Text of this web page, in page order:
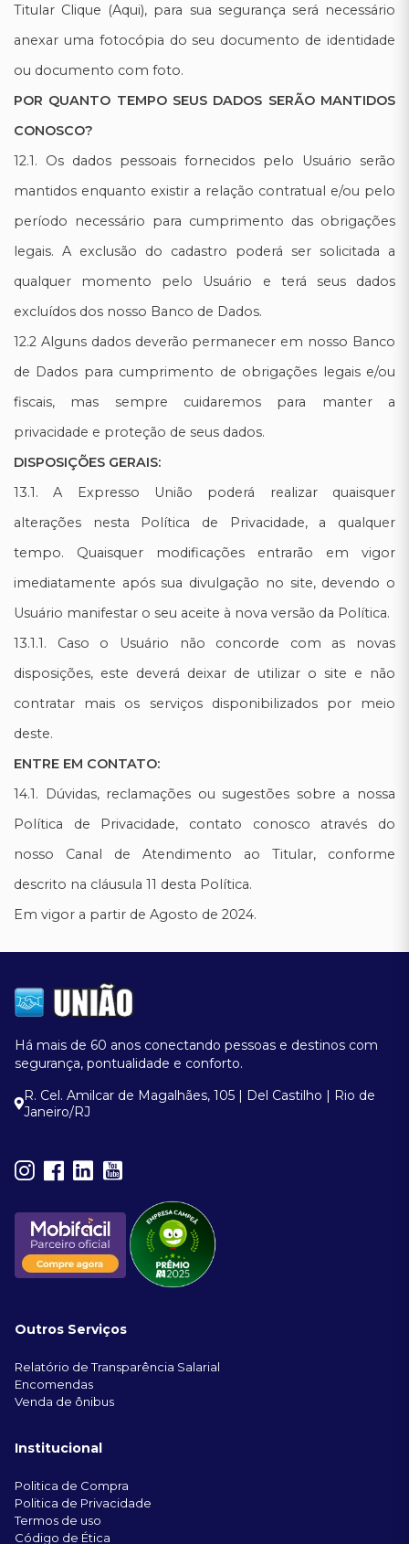
Titular Clique (Aqui), para sua segurança será necessário
anexar uma fotocópia do seu documento de identidade
ou documento com foto.
POR QUANTO TEMPO SEUS DADOS SERÃO MANTIDOS
CONOSCO?
12.1. Os dados pessoais fornecidos pelo Usuário serão
mantidos enquanto existir a relação contratual e/ou pelo
período necessário para cumprimento das obrigações
legais. A exclusão do cadastro poderá ser solicitada a
qualquer momento pelo Usuário e terá seus dados
excluídos dos nosso Banco de Dados.
12.2 Alguns dados deverão permanecer em nosso Banco
de Dados para cumprimento de obrigações legais e/ou
fiscais, mas sempre cuidaremos para manter a
privacidade e proteção de seus dados.
DISPOSIÇÕES GERAIS:
13.1. A Expresso União poderá realizar quaisquer
alterações nesta Política de Privacidade, a qualquer
tempo. Quaisquer modificações entrarão em vigor
imediatamente após sua divulgação no site, devendo o
Usuário manifestar o seu aceite à nova versão da Política.
13.1.1. Caso o Usuário não concorde com as novas
disposições, este deverá deixar de utilizar o site e não
contratar mais os serviços disponibilizados por meio
deste.
ENTRE EM CONTATO:
14.1. Dúvidas, reclamações ou sugestões sobre a nossa
Política de Privacidade, contato conosco através do
nosso Canal de Atendimento ao Titular, conforme
descrito na cláusula 11 desta Política.
Em vigor a partir de Agosto de 2024.
Há mais de 60 anos conectando pessoas e destinos com
segurança, pontualidade e conforto.
R. Cel. Amilcar de Magalhães, 105 | Del Castilho | Rio de
Janeiro/RJ
Outros Serviços
Relatório de Transparência Salarial
Encomendas
Venda de ônibus
Institucional
Politica de Compra
Politica de Privacidade
Termos de uso
Código de Ética